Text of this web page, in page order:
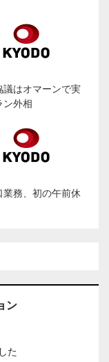
議はオマーンで実
ン外相
業務、初の午前休
ン
た